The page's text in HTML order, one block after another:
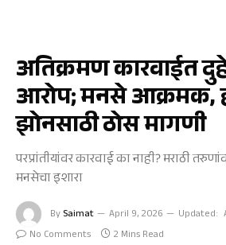
अतिक्रमण कारवाईत
आरोप; मनसे आक्रमक,
झोनसाठी ठोस मागणी
परप्रांतीयांवर कारवाई का नाही? मराठी
मनसेचा इशारा
By Saimat April 9, 2026 Updated:
No Comments
2 Mins Read